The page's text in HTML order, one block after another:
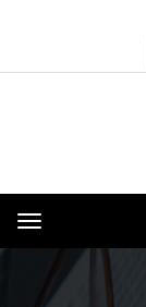
Toggle
navigation